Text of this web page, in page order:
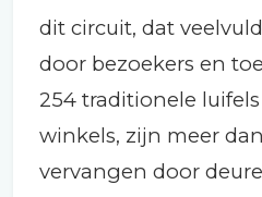
dit circuit, dat
door bezoekers en
254 traditionele
winkels, zijn meer
vervangen door